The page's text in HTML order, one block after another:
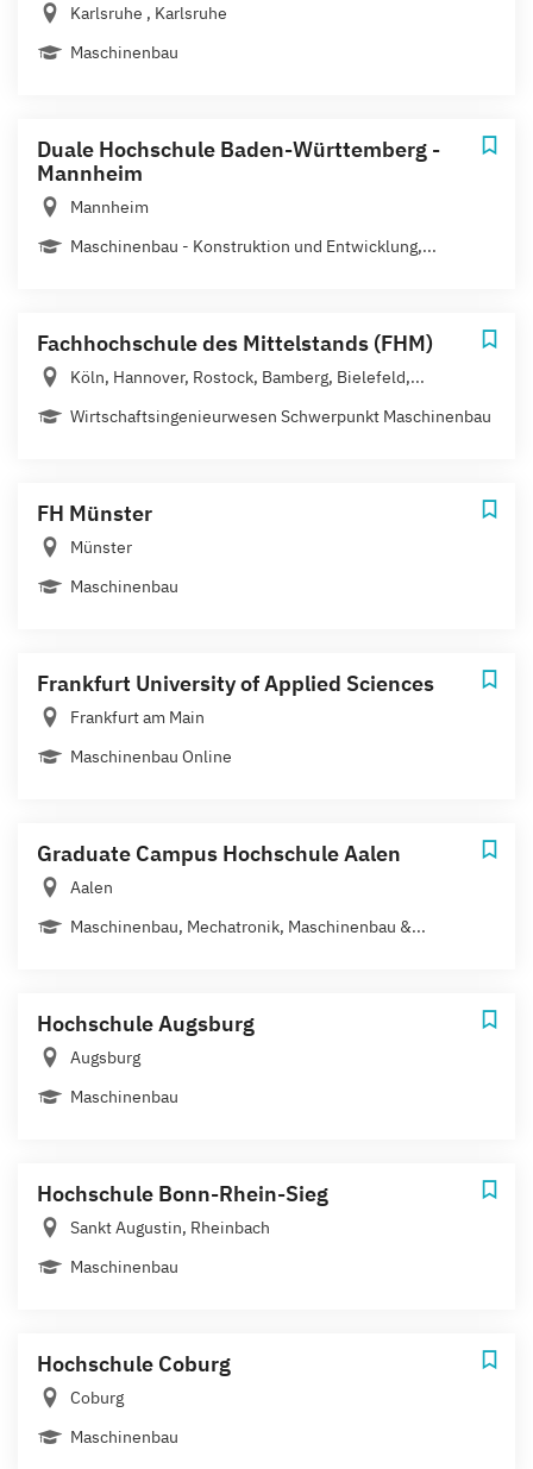
Karlsruhe , Karlsruhe
Maschinenbau
Duale Hochschule Baden-Württemberg -
Mannheim
Mannheim
Maschinenbau - Konstruktion und Entwicklung,...
Fachhochschule des Mittelstands (FHM)
Köln, Hannover, Rostock, Bamberg, Bielefeld,...
Wirtschaftsingenieurwesen Schwerpunkt Maschinenbau
FH Münster
Münster
Maschinenbau
Frankfurt University of Applied Sciences
Frankfurt am Main
Maschinenbau Online
Graduate Campus Hochschule Aalen
Aalen
Maschinenbau, Mechatronik, Maschinenbau &...
Hochschule Augsburg
Augsburg
Maschinenbau
Hochschule Bonn-Rhein-Sieg
Sankt Augustin, Rheinbach
Maschinenbau
Hochschule Coburg
Coburg
Maschinenbau